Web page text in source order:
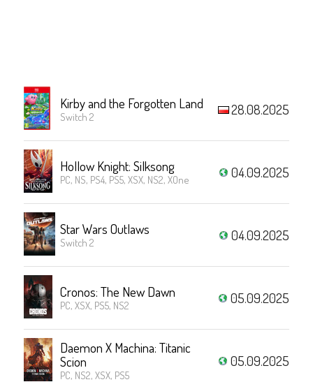
Kirby and the Forgotten Land
Switch 2 28.08.2025
Hollow Knight: Silksong
PC, NS, PS4, PS5, XSX, NS2, XOne 04.09.2025
Star Wars Outlaws
Switch 2 04.09.2025
Cronos: The New Dawn
PC, XSX, PS5, NS2 05.09.2025
Daemon X Machina: Titanic
Scion
PC, NS2, XSX, PS5
05.09.2025